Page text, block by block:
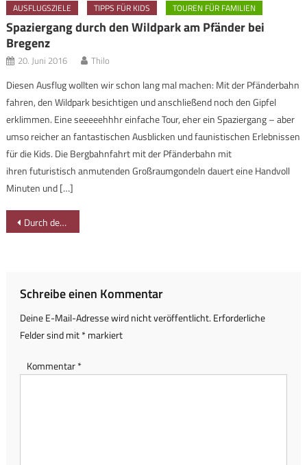
AUSFLUGSZIELE TIPPS FÜR KIDS TOUREN FÜR FAMILIEN
Spaziergang durch den Wildpark am Pfänder bei
Bregenz
20. Juni 2016 Thilo
Diesen Ausflug wollten wir schon lang mal machen: Mit der Pfänderbahn
fahren, den Wildpark besichtigen und anschließend noch den Gipfel
erklimmen. Eine seeeeehhhr einfache Tour, eher ein Spaziergang – aber
umso reicher an fantastischen Ausblicken und faunistischen Erlebnissen
für die Kids. Die Bergbahnfahrt mit der Pfänderbahn mit
ihren futuristisch anmutenden Großraumgondeln dauert eine Handvoll
Minuten und […]
Beitragsnavigation
Durch den Eistobel und über die Tobelbrücke
Schreibe einen Kommentar
Deine E-Mail-Adresse wird nicht veröffentlicht. Erforderliche
Felder sind mit*markiert
Kommentar*